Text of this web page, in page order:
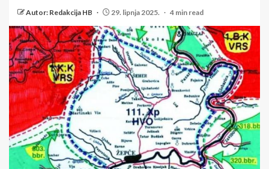
Autor: Redakcija HB 29. lipnja 2025. 4 min read